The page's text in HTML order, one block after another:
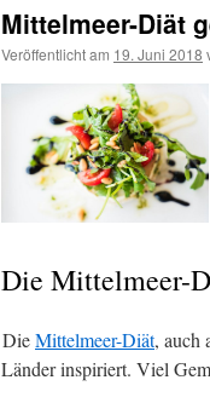
Mittelmeer-Diät
Veröffentlicht am 19. Juni 2018
Die Mittelmeer-
DieMittelmeer-Diät, auch
Länder inspiriert. Viel